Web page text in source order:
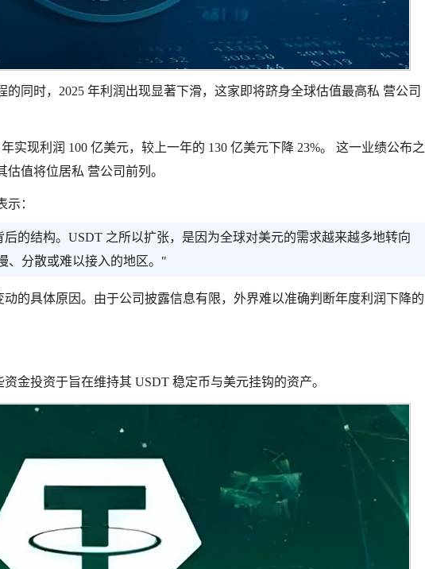
的同时，2025 年利润出现显著下滑，这家即将跻身全球估值最高私 营公司
实现利润 100 亿美元，较上一年的 130 亿美元下降 23%。 这一业绩公布之
值将位居私 营公司前列。
示：
的结构。USDT 之所以扩张，是因为全球对美元的需求越来越多地转向
、分散或难以接入的地区。"
动的具体原因。由于公司披露信息有限，外界难以准确判断年度利润下降的
金投资于旨在维持其 USDT 稳定币与美元挂钩的资产。